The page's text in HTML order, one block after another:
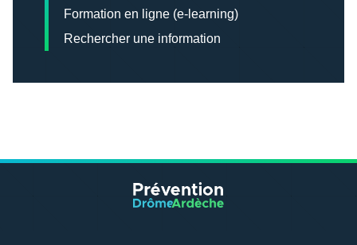
Formation en ligne (e-learning)
Rechercher une information